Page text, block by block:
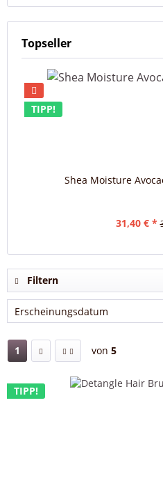
Topseller
TIPP!
Shea Moisture
31,40 € *
Filtern
1 von 5
TIPP!